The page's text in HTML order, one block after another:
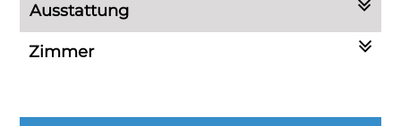
Ausstattung
Zimmer